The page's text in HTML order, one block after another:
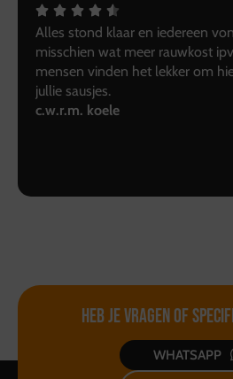
Alles stond klaar en iedereen
misschien wat meer rauwkost
mensen vinden het lekker om
jullie sausjes.
c.w.r.m. koele
Heb je vragen of
WHATSAPP